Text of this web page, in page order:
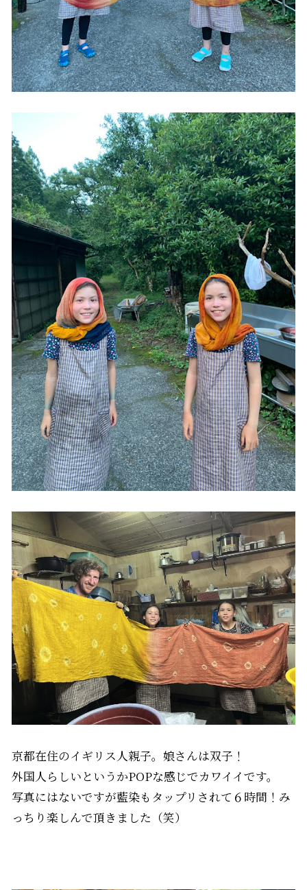
京都在住のイギリス人親子。娘さんは双子！
外国人らしいというかPOPな感じでカワイイです。
写真にはないですが藍染もタップリされて６時間！み
っちり楽しんで頂きました（笑）